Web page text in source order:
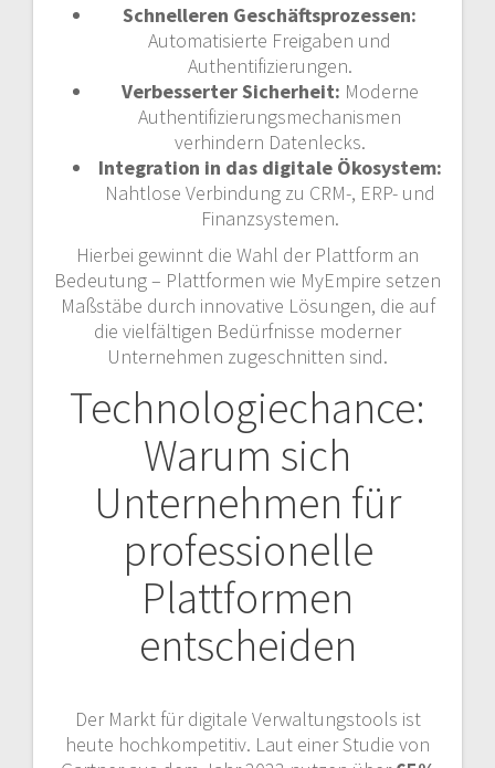
Schnelleren Geschäftsprozessen:
Automatisierte Freigaben und
Authentifizierungen.
Verbesserter Sicherheit: Moderne
Authentifizierungsmechanismen
verhindern Datenlecks.
Integration in das digitale Ökosystem:
Nahtlose Verbindung zu CRM-, ERP- und
Finanzsystemen.
Hierbei gewinnt die Wahl der Plattform an
Bedeutung – Plattformen wie MyEmpire setzen
Maßstäbe durch innovative Lösungen, die auf
die vielfältigen Bedürfnisse moderner
Unternehmen zugeschnitten sind.
Technologiechance:
Warum sich
Unternehmen für
professionelle
Plattformen
entscheiden
Der Markt für digitale Verwaltungstools ist
heute hochkompetitiv. Laut einer Studie von